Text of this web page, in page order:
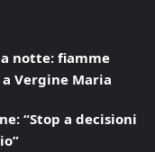
notte: fiamme
Vergine Maria
“Stop a decisioni